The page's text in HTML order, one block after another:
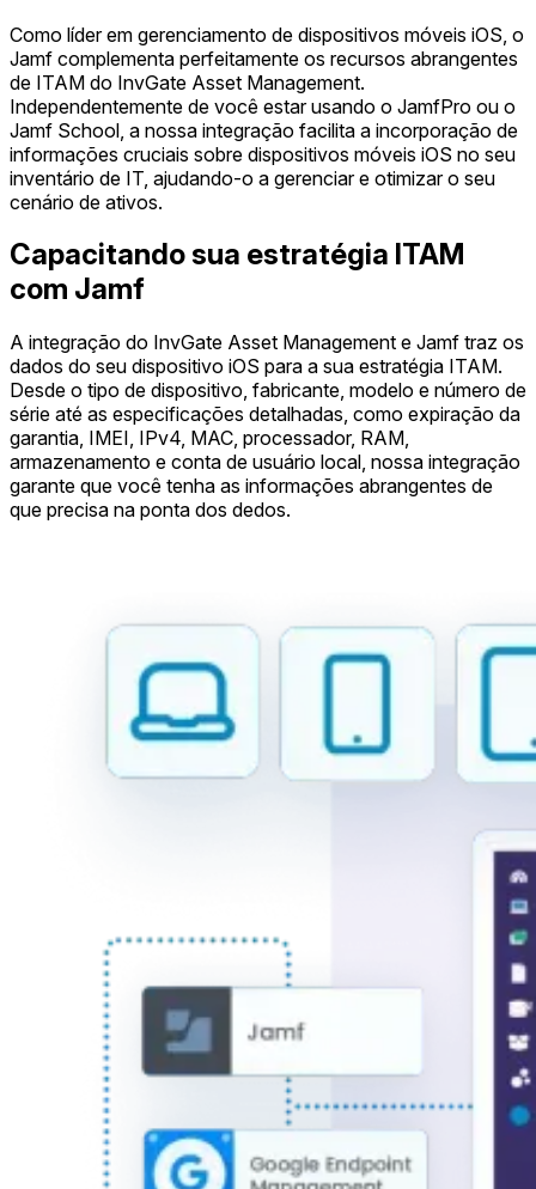
Como líder em gerenciamento de dispositivos móveis iOS, o
Jamf complementa perfeitamente os recursos abrangentes
de ITAM do InvGate Asset Management.
Independentemente de você estar usando o JamfPro ou o
Jamf School, a nossa integração facilita a incorporação de
informações cruciais sobre dispositivos móveis iOS no seu
inventário de IT, ajudando-o a gerenciar e otimizar o seu
cenário de ativos.
Capacitando sua estratégia ITAM
com Jamf
A integração do InvGate Asset Management e Jamf traz os
dados do seu dispositivo iOS para a sua estratégia ITAM.
Desde o tipo de dispositivo, fabricante, modelo e número de
série até as especificações detalhadas, como expiração da
garantia, IMEI, IPv4, MAC, processador, RAM,
armazenamento e conta de usuário local, nossa integração
garante que você tenha as informações abrangentes de
que precisa na ponta dos dedos.